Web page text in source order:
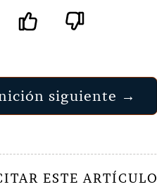
siguiente →
ESTE ARTÍCULO